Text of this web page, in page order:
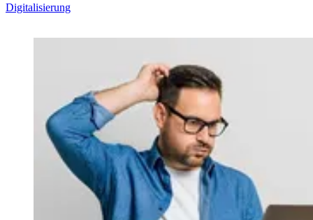
Digitalisierung